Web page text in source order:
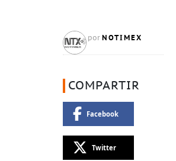
por NOTIMEX
COMPARTIR
Facebook
Twitter